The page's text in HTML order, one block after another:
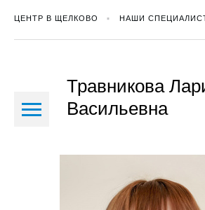
ЦЕНТР В ЩЕЛКОВО НАШИ
Травникова
Васильевна